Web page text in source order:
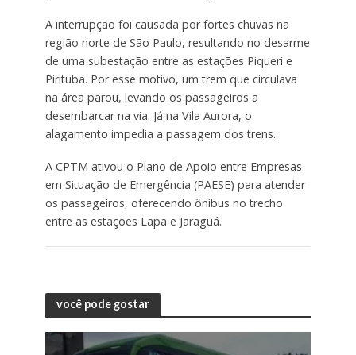
A interrupção foi causada por fortes chuvas na
região norte de São Paulo, resultando no desarme
de uma subestação entre as estações Piqueri e
Pirituba. Por esse motivo, um trem que circulava
na área parou, levando os passageiros a
desembarcar na via. Já na Vila Aurora, o
alagamento impedia a passagem dos trens.
A CPTM ativou o Plano de Apoio entre Empresas
em Situação de Emergência (PAESE) para atender
os passageiros, oferecendo ônibus no trecho
entre as estações Lapa e Jaraguá.
você pode gostar